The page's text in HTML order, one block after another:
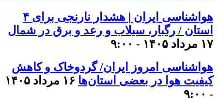
هواشناسی ایران | هشدار نارنجی برای ۴
استان / رگبار، سیلاب و رعد و برق در شمال
۱۷ مرداد ۱۴۰۵ - ۹:۰۰
هواشناسی امروز ایران/ گردوخاک و کاهش
کیفیت هوا در بعضی استان‌ها
۱۶ مرداد ۱۴۰۵
- ۹:۰۰